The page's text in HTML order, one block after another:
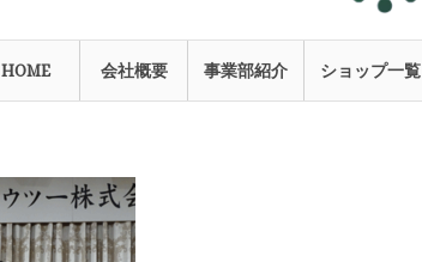
HOME 会社概要 事業部紹介 ショップ一覧